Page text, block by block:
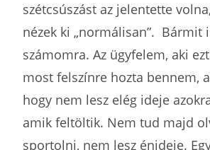
szétcsúszást az jelentette
nézek ki „normálisan”. Bármit
számomra. Az ügyfelem, aki
most felszínre hozta bennem,
hogy nem lesz elég ideje
amik feltöltik. Nem tud majd
sportolni, nem lesz énideje.